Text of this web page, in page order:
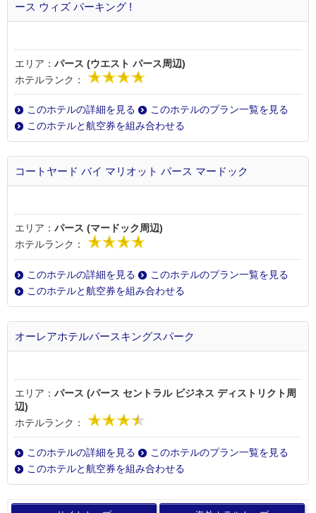
ース ウィズ パーキング !
エリア： パース (ウエスト パース周辺)
ホテルランク：
このホテルの詳細を見る
このホテルのプラン一覧を見る
このホテルと航空券を組み合わせる
コートヤード バイ マリオット パース マードック
エリア： パース (マードック周辺)
ホテルランク：
このホテルの詳細を見る
このホテルのプラン一覧を見る
このホテルと航空券を組み合わせる
オーレアホテルパースキングスパーク
エリア： パース (パース セントラル ビジネス ディストリクト周
辺)
ホテルランク：
このホテルの詳細を見る
このホテルのプラン一覧を見る
このホテルと航空券を組み合わせる